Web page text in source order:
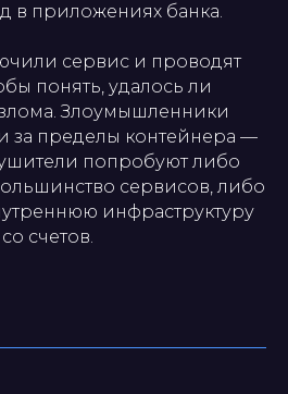
в приложениях банка.
сервис и проводят
понять, удалось ли
Злоумышленники
за пределы контейнера —
попробуют либо
сервисов, либо
инфраструктуру
счетов.